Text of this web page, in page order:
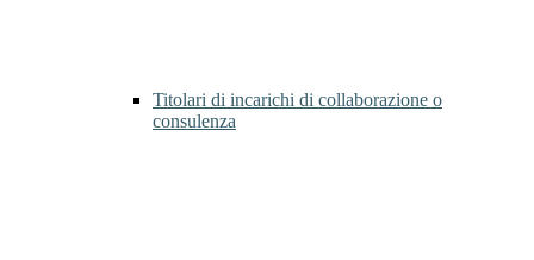
Titolari di incarichi di collaborazione o
consulenza